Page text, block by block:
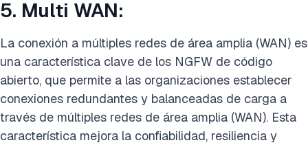
5. Multi WAN:
La conexión a múltiples redes de área amplia (WAN) es
una característica clave de los NGFW de código
abierto, que permite a las organizaciones establecer
conexiones redundantes y balanceadas de carga a
través de múltiples redes de área amplia (WAN). Esta
característica mejora la confiabilidad, resiliencia y